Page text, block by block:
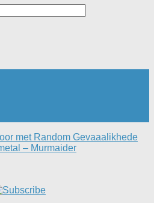
met Random Gevaaalikhede
– Murmaider